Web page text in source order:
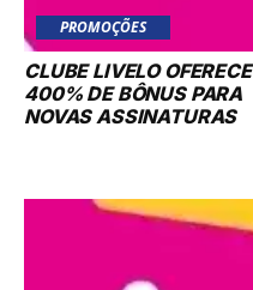
PROMOÇÕES
CLUBE LIVELO OFERECE
400% DE BÔNUS PARA
NOVAS ASSINATURAS